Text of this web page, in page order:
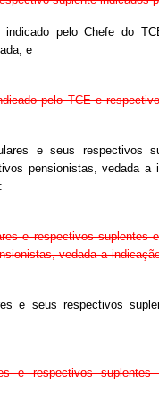
pelo Chefe do
e
pelo TCE e
e seus respectivos
pensionistas, vedada a
e respectivos suplentes
vedada a
e seus respectivos
e respectivos suplentes